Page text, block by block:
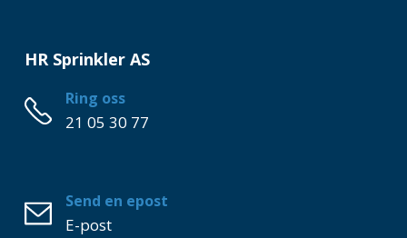
HR Sprinkler AS
Ring oss
21 05 30 77
Send en epost
E-post